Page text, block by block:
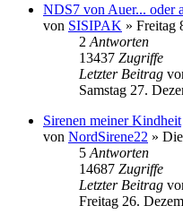
NDS7 von Auer... oder
von SISIPAK » Freitag
2 Antworten
13437 Zugriffe
Letzter Beitrag
Samstag 27.
Sirenen meiner Kindheit
von NordSirene22 »
5 Antworten
14687 Zugriffe
Letzter Beitrag
Freitag 26.